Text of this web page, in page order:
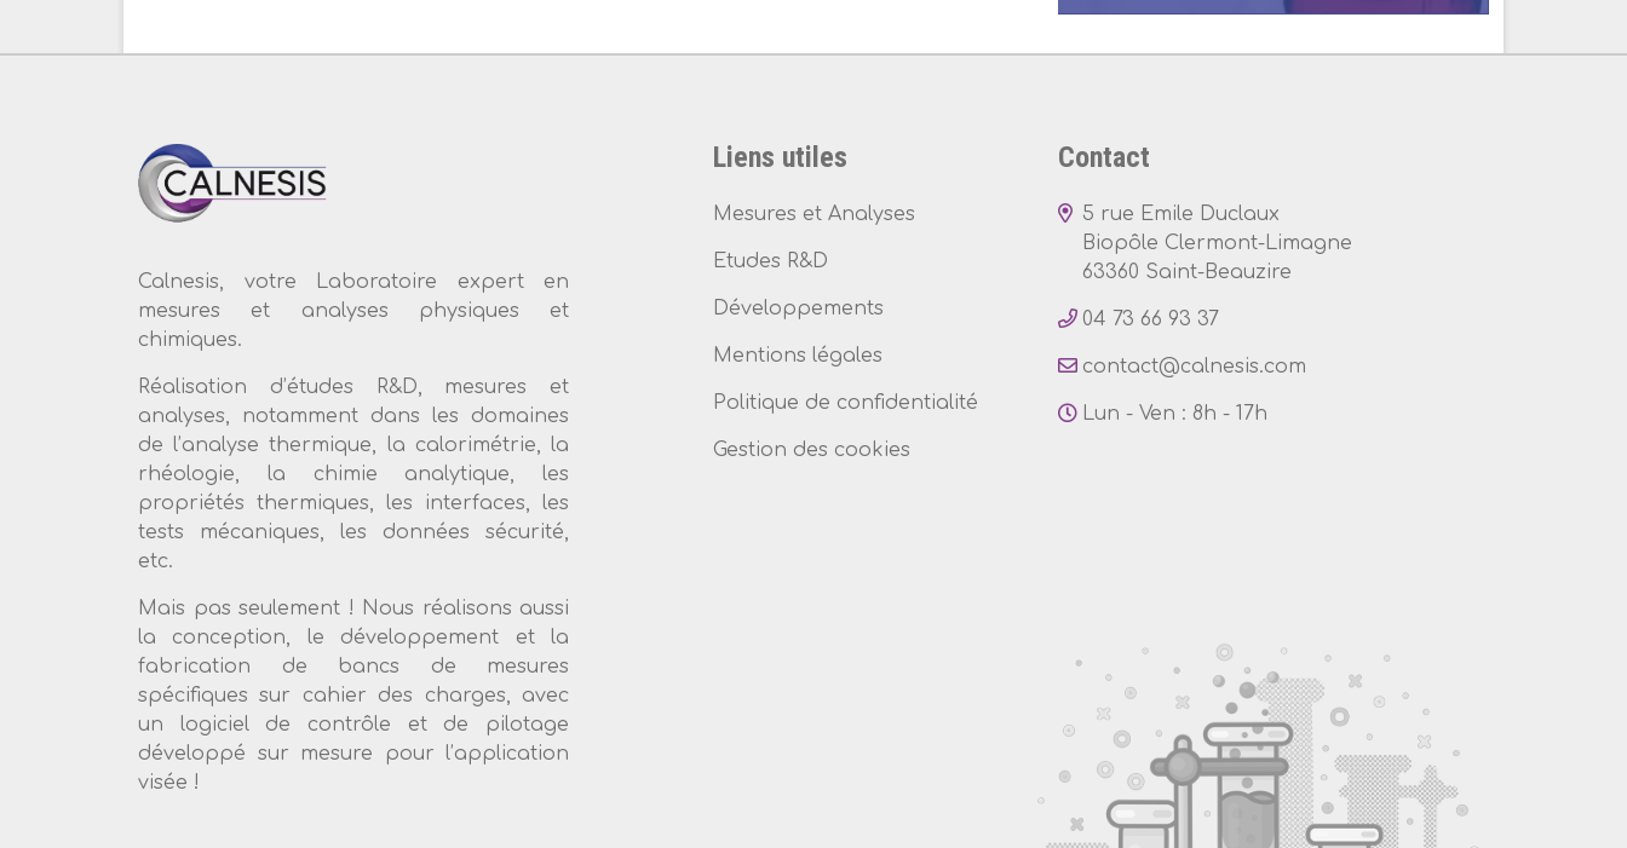
Calnesis, votre Laboratoire expert en
mesures et analyses physiques et
chimiques.
Réalisation d’études R&D, mesures et
analyses, notamment dans les domaines
de l’analyse thermique, la calorimétrie, la
rhéologie, la chimie analytique, les
propriétés thermiques, les interfaces, les
tests mécaniques, les données sécurité,
etc.
Mais pas seulement ! Nous réalisons aussi
la conception, le développement et la
fabrication de bancs de mesures
spécifiques sur cahier des charges, avec
un logiciel de contrôle et de pilotage
développé sur mesure pour l’application
visée !
Liens utiles
Mesures et Analyses
Etudes R&D
Développements
Mentions légales
Politique de confidentialité
Gestion des cookies
Contact
5 rue Emile Duclaux
Biopôle Clermont-Limagne
63360 Saint-Beauzire
04 73 66 93 37
Lun - Ven : 8h - 17h